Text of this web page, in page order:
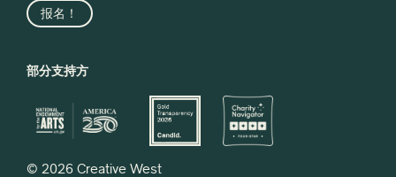
报名！
部分支持方
© 2026 Creative West